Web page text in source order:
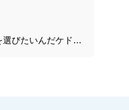
選びたいんだケド…